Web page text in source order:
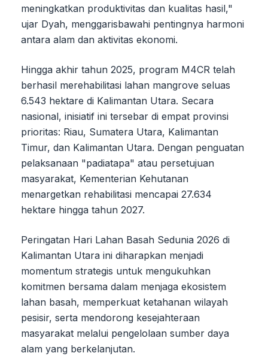
meningkatkan produktivitas dan kualitas hasil,"
ujar Dyah, menggarisbawahi pentingnya harmoni
antara alam dan aktivitas ekonomi.
Hingga akhir tahun 2025, program M4CR telah
berhasil merehabilitasi lahan mangrove seluas
6.543 hektare di Kalimantan Utara. Secara
nasional, inisiatif ini tersebar di empat provinsi
prioritas: Riau, Sumatera Utara, Kalimantan
Timur, dan Kalimantan Utara. Dengan penguatan
pelaksanaan "padiatapa" atau persetujuan
masyarakat, Kementerian Kehutanan
menargetkan rehabilitasi mencapai 27.634
hektare hingga tahun 2027.
Peringatan Hari Lahan Basah Sedunia 2026 di
Kalimantan Utara ini diharapkan menjadi
momentum strategis untuk mengukuhkan
komitmen bersama dalam menjaga ekosistem
lahan basah, memperkuat ketahanan wilayah
pesisir, serta mendorong kesejahteraan
masyarakat melalui pengelolaan sumber daya
alam yang berkelanjutan.